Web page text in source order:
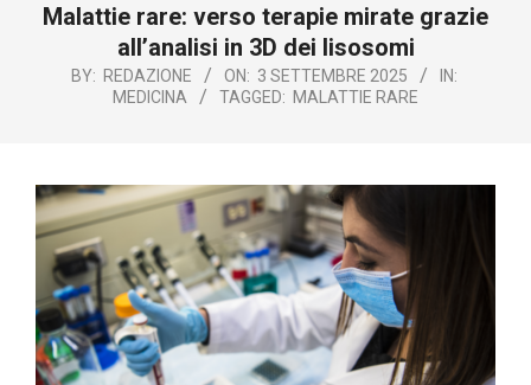
Malattie rare: verso terapie mirate grazie
all’analisi in 3D dei lisosomi
BY: REDAZIONE ON: 3 SETTEMBRE 2025
IN:
MEDICINA
TAGGED: MALATTIE RARE